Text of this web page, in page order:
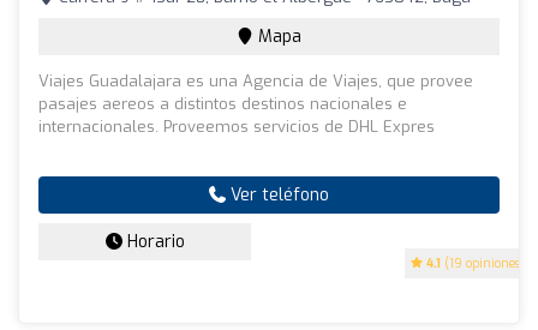
4.1 (19 opiniones)
Mapa
Viajes Guadalajara es una Agencia de Viajes, que provee
pasajes aereos a distintos destinos nacionales e
internacionales. Proveemos servicios de DHL Expres
Ver teléfono
Horario